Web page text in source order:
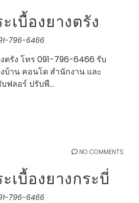
เบื้องยางตรัง
796-6466
ตรัง โทร 091-796-6466 รับ
บ้าน คอนโด สำนักงาน และ
ฟลอร์ ปรับพื…
NO COMMENTS
เบื้องยางกระบี่
796-6466